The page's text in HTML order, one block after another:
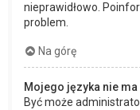
nieprawidłowo.
problem.
Na górę
Mojego języka nie
Być może